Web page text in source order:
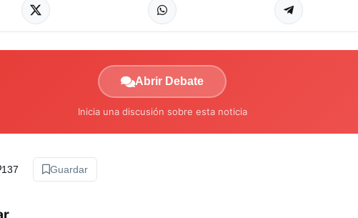
Abrir Debate
Inicia una discusión sobre esta noticia
137 Guardar